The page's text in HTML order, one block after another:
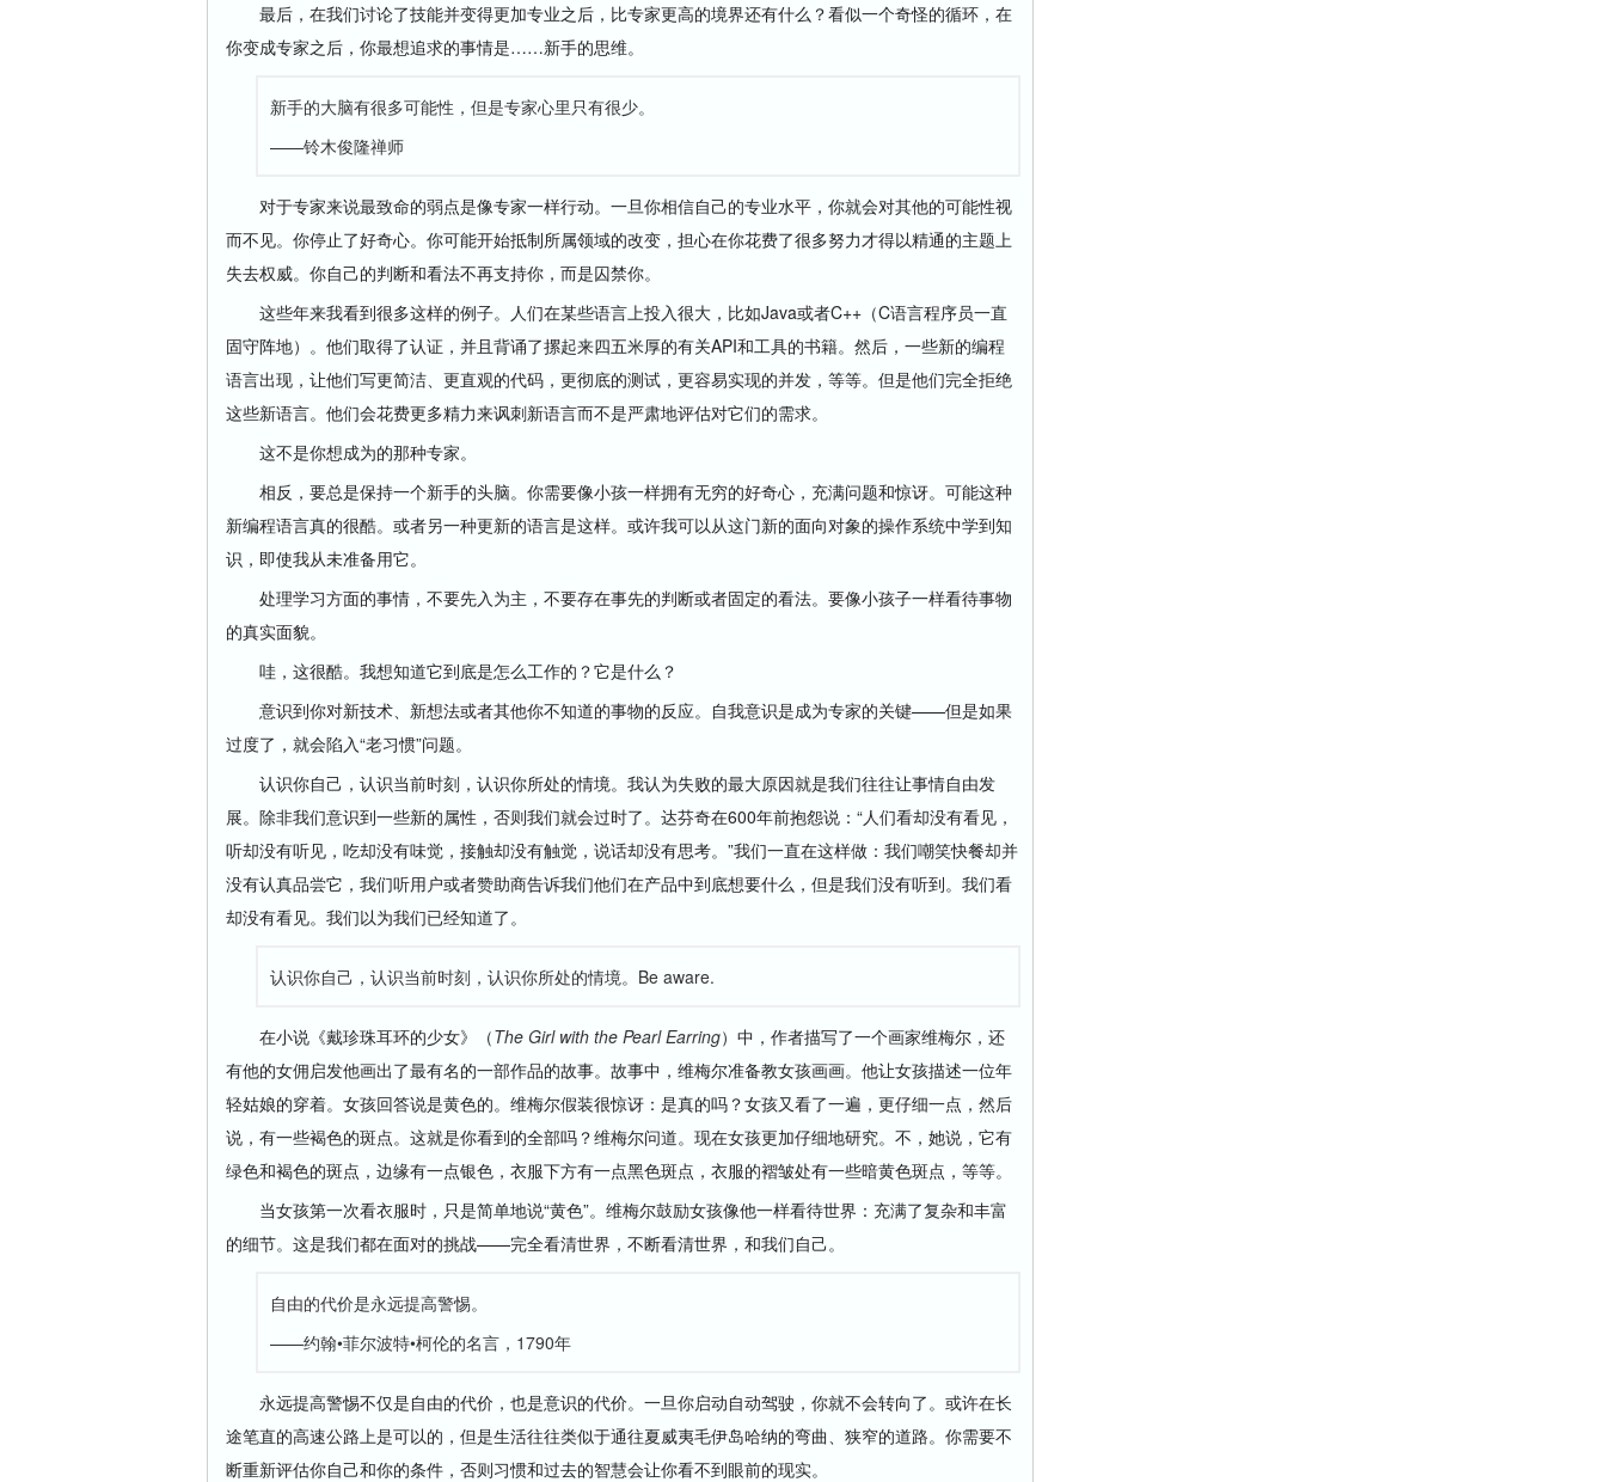
最后，在我们讨论了技能并变得更加专业之后，比专家更高的境界还有什么？看似一个奇怪的循环，在
你变成专家之后，你最想追求的事情是……新手的思维。
新手的大脑有很多可能性，但是专家心里只有很少。
——铃木俊隆禅师
对于专家来说最致命的弱点是像专家一样行动。一旦你相信自己的专业水平，你就会对其他的可能性视
而不见。你停止了好奇心。你可能开始抵制所属领域的改变，担心在你花费了很多努力才得以精通的主题上
失去权威。你自己的判断和看法不再支持你，而是囚禁你。
这些年来我看到很多这样的例子。人们在某些语言上投入很大，比如Java或者C++（C语言程序员一直
固守阵地）。他们取得了认证，并且背诵了摞起来四五米厚的有关API和工具的书籍。然后，一些新的编程
语言出现，让他们写更简洁、更直观的代码，更彻底的测试，更容易实现的并发，等等。但是他们完全拒绝
这些新语言。他们会花费更多精力来讽刺新语言而不是严肃地评估对它们的需求。
这不是你想成为的那种专家。
相反，要总是保持一个新手的头脑。你需要像小孩一样拥有无穷的好奇心，充满问题和惊讶。可能这种
新编程语言真的很酷。或者另一种更新的语言是这样。或许我可以从这门新的面向对象的操作系统中学到知
识，即使我从未准备用它。
处理学习方面的事情，不要先入为主，不要存在事先的判断或者固定的看法。要像小孩子一样看待事物
的真实面貌。
哇，这很酷。我想知道它到底是怎么工作的？它是什么？
意识到你对新技术、新想法或者其他你不知道的事物的反应。自我意识是成为专家的关键——但是如果
过度了，就会陷入“老习惯”问题。
认识你自己，认识当前时刻，认识你所处的情境。我认为失败的最大原因就是我们往往让事情自由发
展。除非我们意识到一些新的属性，否则我们就会过时了。达芬奇在600年前抱怨说：“人们看却没有看见，
听却没有听见，吃却没有味觉，接触却没有触觉，说话却没有思考。”我们一直在这样做：我们嘲笑快餐却并
没有认真品尝它，我们听用户或者赞助商告诉我们他们在产品中到底想要什么，但是我们没有听到。我们看
却没有看见。我们以为我们已经知道了。
认识你自己，认识当前时刻，认识你所处的情境。Be aware.
在小说《戴珍珠耳环的少女》（The Girl with the Pearl Earring）中，作者描写了一个画家维梅尔，还
有他的女佣启发他画出了最有名的一部作品的故事。故事中，维梅尔准备教女孩画画。他让女孩描述一位年
轻姑娘的穿着。女孩回答说是黄色的。维梅尔假装很惊讶：是真的吗？女孩又看了一遍，更仔细一点，然后
说，有一些褐色的斑点。这就是你看到的全部吗？维梅尔问道。现在女孩更加仔细地研究。不，她说，它有
绿色和褐色的斑点，边缘有一点银色，衣服下方有一点黑色斑点，衣服的褶皱处有一些暗黄色斑点，等等。
当女孩第一次看衣服时，只是简单地说“黄色”。维梅尔鼓励女孩像他一样看待世界：充满了复杂和丰富
的细节。这是我们都在面对的挑战——完全看清世界，不断看清世界，和我们自己。
自由的代价是永远提高警惕。
——约翰•菲尔波特•柯伦的名言，1790年
永远提高警惕不仅是自由的代价，也是意识的代价。一旦你启动自动驾驶，你就不会转向了。或许在长
途笔直的高速公路上是可以的，但是生活往往类似于通往夏威夷毛伊岛哈纳的弯曲、狭窄的道路。你需要不
断重新评估你自己和你的条件，否则习惯和过去的智慧会让你看不到眼前的现实。